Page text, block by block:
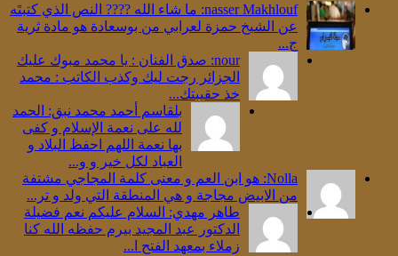
‪nasser Makhlouf‬‏: ما شاء الله ???? النص الذي كتبتَه
عن الشيخ حمزة لعرابي من بوسعادة هو مادة ثرية
ج...
nour: صدق الفنان : يا محمد مبوك عليك
الجزائر رجت ليك وكذب الكاتب : محمد
خذ حقيبتك...
بلقاسم أحمد محمد نبق: الحمد
لله على نعمة الإسلام و كفى
بها نعمة اللهم احفظ البلاد و
العباد لكل خير و و...
Nolla: هو ابن العم و معنى كلمة المجاجي مشتفة
من الابيض مجاجة و هي المنطقة التي ولد و تر...
طاهر مهدي: السلام عليكم نعم فضيلة
الدكتور عبد المجيد بيرم حفظه الله كنا
زملاء بمعهد الفتح ا...